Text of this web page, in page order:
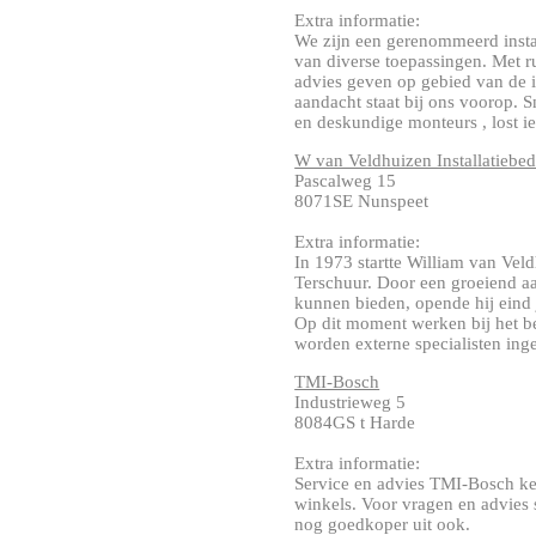
Extra informatie:
We zijn een gerenommeerd
van diverse toepassingen. Met
advies geven op gebied van
aandacht staat bij ons voorop.
en deskundige monteurs , lost
W van Veldhuizen
Pascalweg 15
8071SE Nunspeet
Extra informatie:
In 1973 startte William van
Terschuur. Door een groeiend
kunnen bieden, opende hij
Op dit moment werken bij het
worden externe specialisten
TMI-Bosch
Industrieweg 5
8084GS t Harde
Extra informatie:
Service en advies TMI-Bosch
winkels. Voor vragen en
nog goedkoper uit ook.